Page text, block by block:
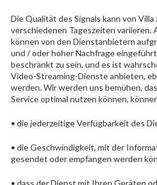
Die Qualität des Signals kann von Villa
verschiedenen Tageszeiten variieren.
können von den Dienstanbietern
und / oder hoher Nachfrage
beschränkt zu sein, und es ist
Video-Streaming-Dienste anbieten,
werden. Wir werden uns bemühen,
Service optimal nutzen können,
• die jederzeitige Verfügbarkeit des
• die Geschwindigkeit, mit der
gesendet oder empfangen werden
• dass der Dienst mit Ihren Geräten